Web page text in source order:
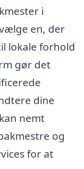
i
en, der
lokale forhold
gør det
dine
nemt
og
for at